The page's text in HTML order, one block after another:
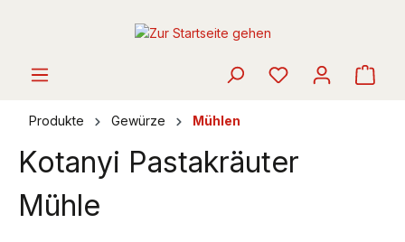
Produkte Gewürze Mühlen
Kotanyi Pastakräuter
Mühle